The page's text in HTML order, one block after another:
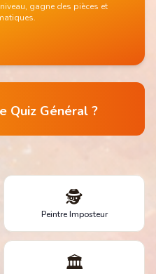
gagne des pièces et
Quiz Général ?
🕵️
Peintre Imposteur
🏛️